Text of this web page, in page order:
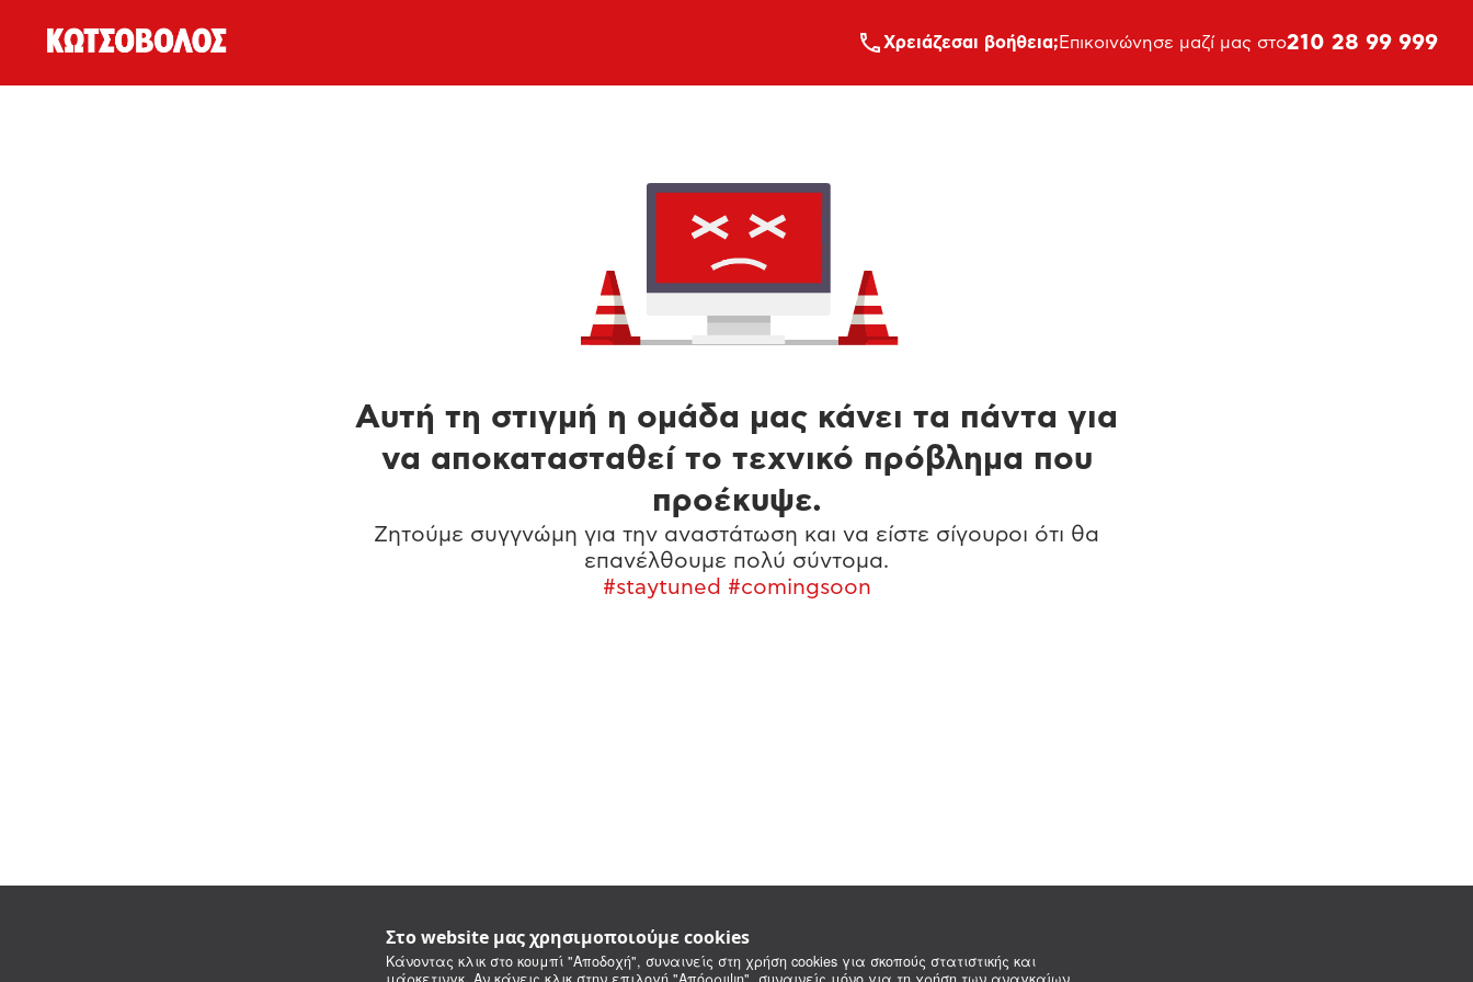
Στο website μας χρησιμοποιούμε cookies
Κάνοντας κλικ στο κουμπί "Αποδοχή", συναινείς στη χρήση cookies για σκοπούς στατιστικής και
Xρειάζεσαι βοήθεια; Επικοινώνησε μαζί μας στο210 28 99 999
Αυτή τη στιγμή η ομάδα μας κάνει τα πάντα για
να αποκατασταθεί το τεχνικό πρόβλημα που
προέκυψε.
Ζητούμε συγγνώμη για την αναστάτωση και να είστε σίγουροι ότι θα
επανέλθουμε πολύ σύντομα.
#staytuned #comingsoon